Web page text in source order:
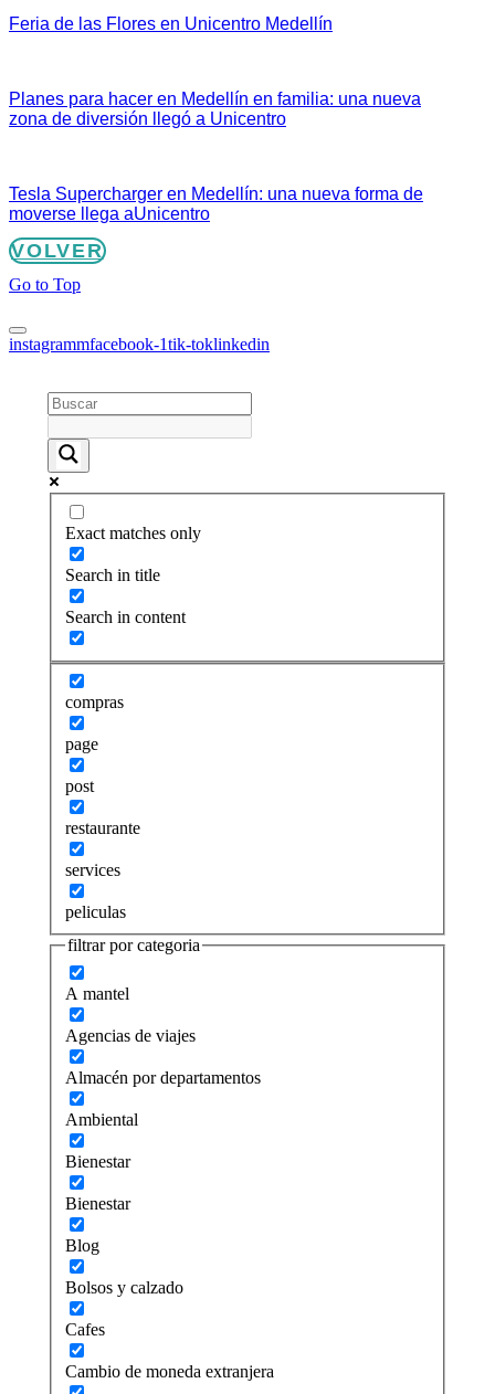
Feria de las Flores en Unicentro Medellín
Planes para hacer en Medellín en familia: una nueva
zona de diversión llegó a Unicentro
Tesla Supercharger en Medellín: una nueva forma de
moverse llega aUnicentro
VOLVER
Go to Top
instagrammfacebook-1tik-toklinkedin
Exact matches only
Search in title
Search in content
compras
page
post
restaurante
services
peliculas
filtrar por categoria
A mantel
Agencias de viajes
Almacén por departamentos
Ambiental
Bienestar
Bienestar
Blog
Bolsos y calzado
Cafes
Cambio de moneda extranjera